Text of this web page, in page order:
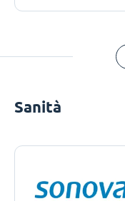
Sanità